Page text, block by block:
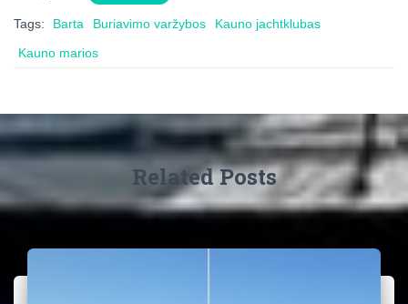
Tags: Barta Buriavimo varžybos
Kauno jachtklubas
Kauno marios
Related Posts